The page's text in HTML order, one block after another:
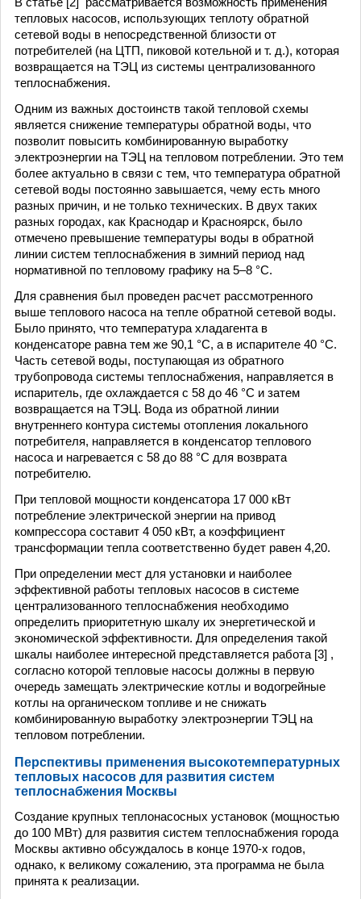
тепловых насосов, использующих теплоту обратной
сетевой воды в непосредственной близости от
потребителей (на ЦТП, пиковой котельной и т. д.), которая
возвращается на ТЭЦ из системы централизованного
теплоснабжения.
Одним из важных достоинств такой тепловой схемы
является снижение температуры обратной воды, что
позволит повысить комбинированную выработку
электроэнергии на ТЭЦ на тепловом потреблении. Это тем
более актуально в связи с тем, что температура обратной
сетевой воды постоянно завышается, чему есть много
разных причин, и не только технических. В двух таких
разных городах, как Краснодар и Красноярск, было
отмечено превышение температуры воды в обратной
линии систем теплоснабжения в зимний период над
нормативной по тепловому графику на 5–8 °С.
Для сравнения был проведен расчет рассмотренного
выше теплового насоса на тепле обратной сетевой воды.
Было принято, что температура хладагента в
конденсаторе равна тем же 90,1 °С, а в испарителе 40 °С.
Часть сетевой воды, поступающая из обратного
трубопровода системы теплоснабжения, направляется в
испаритель, где охлаждается с 58 до 46 °С и затем
возвращается на ТЭЦ. Вода из обратной линии
внутреннего контура системы отопления локального
потребителя, направляется в конденсатор теплового
насоса и нагревается с 58 до 88 °С для возврата
потребителю.
При тепловой мощности конденсатора 17 000 кВт
потребление электрической энергии на привод
компрессора составит 4 050 кВт, а коэффициент
трансформации тепла соответственно будет равен 4,20.
При определении мест для установки и наиболее
эффективной работы тепловых насосов в системе
централизованного теплоснабжения необходимо
определить приоритетную шкалу их энергетической и
экономической эффективности. Для определения такой
шкалы наиболее интересной представляется работа [3] ,
согласно которой тепловые насосы должны в первую
очередь замещать электрические котлы и водогрейные
котлы на органическом топливе и не снижать
комбинированную выработку электроэнергии ТЭЦ на
тепловом потреблении.
Перспективы применения высокотемпературных
тепловых насосов для развития систем
теплоснабжения Москвы
Создание крупных теплонасосных установок (мощностью
до 100 МВт) для развития систем теплоснабжения города
Москвы активно обсуждалось в конце 1970-х годов,
однако, к великому сожалению, эта программа не была
принята к реализации.